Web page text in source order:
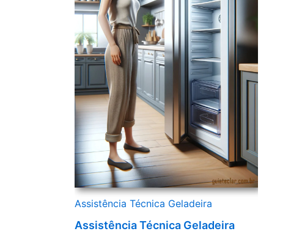
Assistência Técnica Geladeira
Assistência Técnica Geladeira